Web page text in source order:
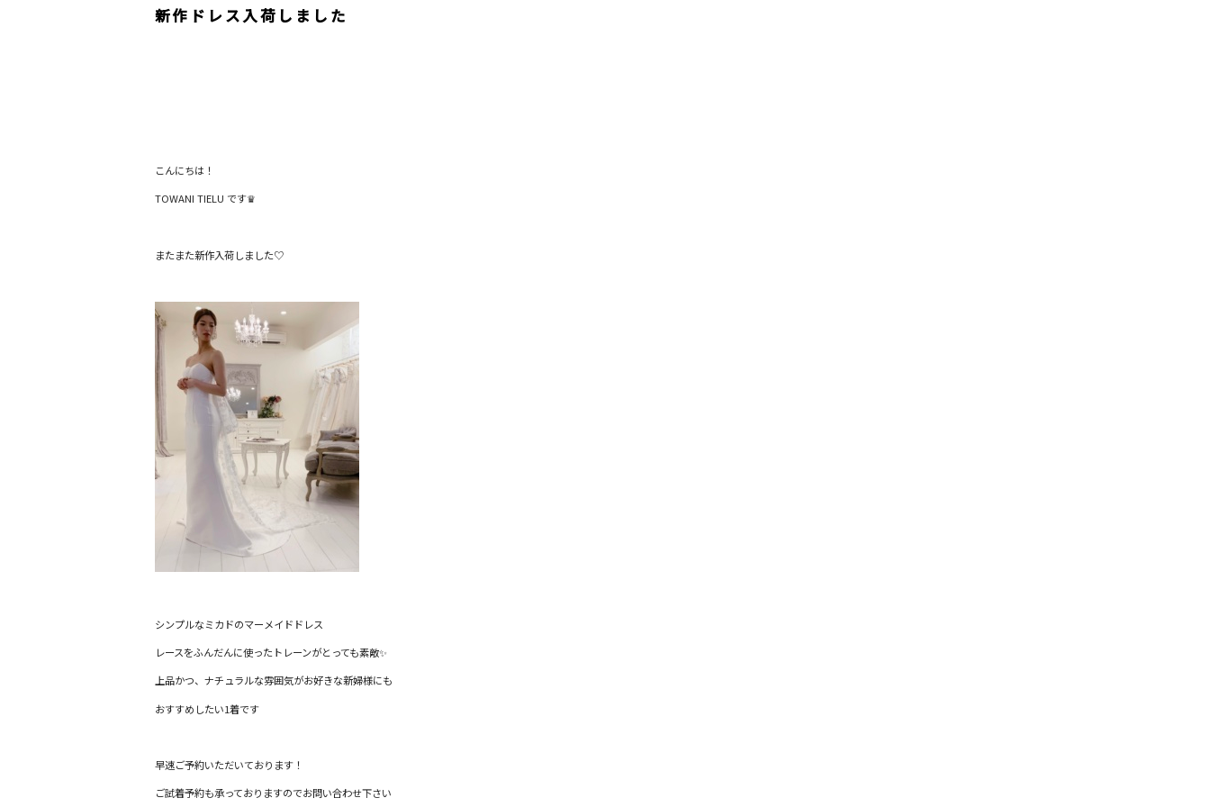
新作ドレス入荷しました
こんにちは！
TOWANI TIELU です♛︎
またまた新作入荷しました♡
シンプルなミカドのマーメイドドレス
レースをふんだんに使ったトレーンがとっても素敵✨
上品かつ、ナチュラルな雰囲気がお好きな新婦様にも
おすすめしたい1着です
早速ご予約いただいております！
ご試着予約も承っておりますのでお問い合わせ下さい